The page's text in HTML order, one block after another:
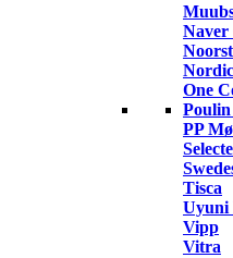
Naver
One
Poulin
PP
Tisca
Uyuni
Vipp
Vitra